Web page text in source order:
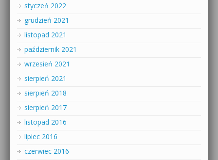
styczeń 2022
grudzień 2021
listopad 2021
październik 2021
wrzesień 2021
sierpień 2021
sierpień 2018
sierpień 2017
listopad 2016
lipiec 2016
czerwiec 2016